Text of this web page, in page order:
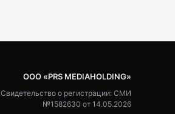
ООО «PRS MEDIAHOLDING»
Свидетельство о регистрации: СМИ
№1582630 от 14.05.2026